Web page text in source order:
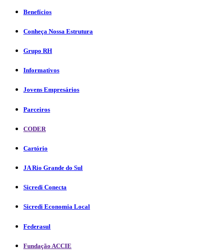
Benefícios
Conheça Nossa Estrutura
Grupo RH
Informativos
Jovens Empresários
Parceiros
CODER
Cartório
JA Rio Grande do Sul
Sicredi Conecta
Sicredi Economia Local
Federasul
Fundação ACCIE